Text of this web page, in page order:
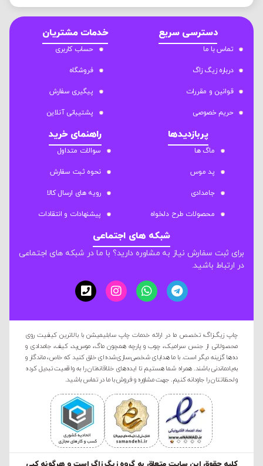
دسترسی سریع
تماس با ما
درباره زیگ زاگ
قوانین و مقررات
حریم خصوصی
خدمات مشتریان
حساب کاربری
فروشگاه
پیگیری سفارش
پشتیبانی آنلاین
پربازدیدها
ماگ ها
پد موس
جامدادی
محصولات طرح دلخواه
راهنمای خرید
سوالات متداول
نحوه ثبت سفارش
رویه های ارسال کالا
پیشنهادات و انتقادات
شبکه های اجتماعی
برای ثبت سفارش نیاز به مشاوره دارید؟ با ما در شبکه های اجتماعی
در ارتباط باشید.
چاپ زیگ‌زاگ؛ تخصص ما در ارائه خدمات چاپ سابلیمیشن با بالاترین کیفیت روی
محصولاتی از جنس سرامیک، چوب و پارچه همچون ماگ، موس‌پد، کیف، جامدادی و
ده‌ها گزینه دیگر است. با ما هدایای شخصی‌سازی‌شده‌ای خلق کنید که خاص، ماندگار و
به‌یادماندنی باشند. همراه شما هستیم تا ایده‌های خلاقانه‌تان را به واقعیت تبدیل کرده
و لحظاتتان را جاودانه کنیم. جهت مشاوره و فروش با ما در تماس باشید.